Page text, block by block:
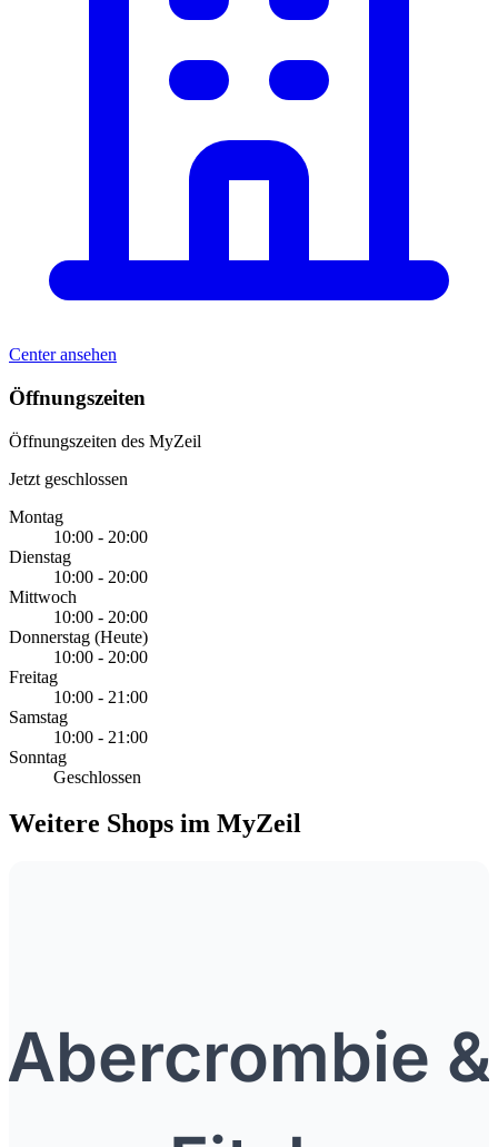
Center ansehen
Öffnungszeiten
Öffnungszeiten des MyZeil
Jetzt geschlossen
Montag
10:00 - 20:00
Dienstag
10:00 - 20:00
Mittwoch
10:00 - 20:00
Donnerstag (Heute)
10:00 - 20:00
Freitag
10:00 - 21:00
Samstag
10:00 - 21:00
Sonntag
Geschlossen
Weitere Shops im MyZeil
Abercrombie &